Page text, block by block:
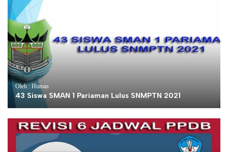
Oleh : Humas
43 Siswa SMAN 1 Pariaman Lulus SNMPTN 2021